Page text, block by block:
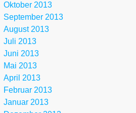
Oktober 2013
September 2013
August 2013
Juli 2013
Juni 2013
Mai 2013
April 2013
Februar 2013
Januar 2013